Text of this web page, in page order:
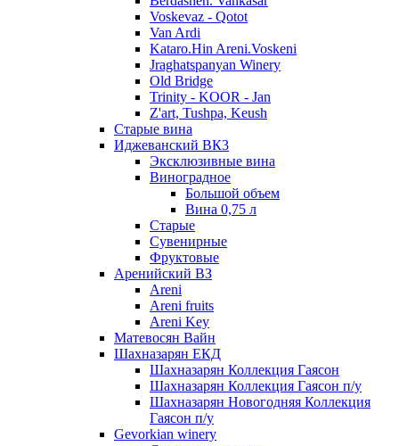
Voskevaz - Qotot
Van Ardi
Kataro.Hin Areni.Voskeni
Jraghatspanyan Winery
Old Bridge
Trinity - KOOR - Jan
Z'art, Tushpa, Keush
Старые вина
Иджеванский ВК3
Эксклюзивные вина
Виноградное
Большой объем
Вина 0,75 л
Старые
Сувенирные
Фруктовые
Аренийский ВЗ
Areni
Areni fruits
Areni Key
Матевосян Вайн
Шахназарян ЕКД
Шахназарян Коллекция Гаясон
Шахназарян Коллекция Гаясон п/у
Шахназарян Новогодняя Коллекция
Гаясон п/у
Gevorkian winery